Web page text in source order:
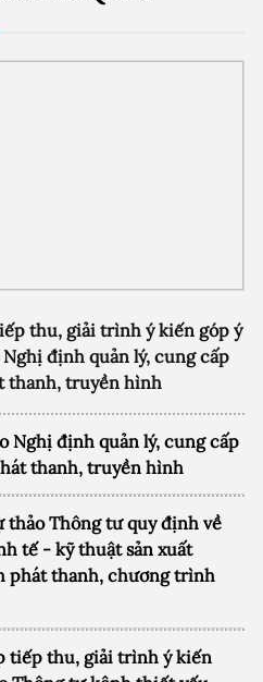
thu, giải trình ý kiến góp ý
định quản lý, cung cấp
thanh, truyền hình
Nghị định quản lý, cung cấp
thanh, truyền hình
thảo Thông tư quy định về
tế - kỹ thuật sản xuất
phát thanh, chương trình
tiếp thu, giải trình ý kiến